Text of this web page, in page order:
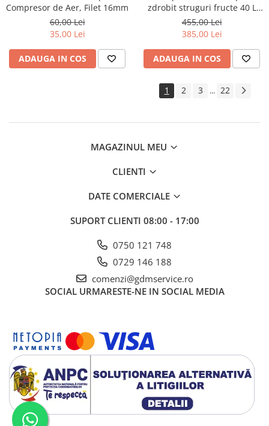
Compresor de Aer, Filet 16mm
60,00 Lei
35,00 Lei
ADAUGA IN COS
zdrobit struguri fructe 40 L
Lider Premium
455,00 Lei
385,00 Lei
ADAUGA IN COS
1 2 3 ... 22
MAGAZINUL MEU
CLIENTI
DATE COMERCIALE
SUPORT CLIENTI 08:00 - 17:00
0750 121 748
0729 146 188
comenzi@gdmservice.ro
SOCIAL URMARESTE-NE IN SOCIAL MEDIA